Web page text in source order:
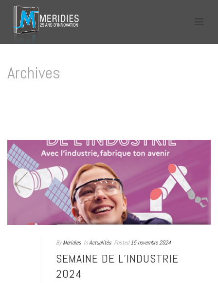
Archives
By Meridies InActualités Posted 15 novembre 2024
SEMAINE DE L’INDUSTRIE
2024